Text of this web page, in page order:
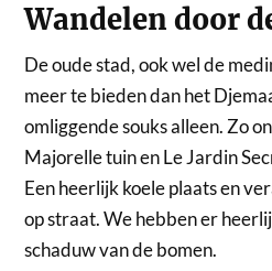
Wandelen door
De oude stad, ook wel de
meer te bieden dan het
omliggende souks alleen. Zo
Majorelle tuin en Le Jardin
Een heerlijk koele plaats en
op straat. We hebben er
schaduw van de bomen.